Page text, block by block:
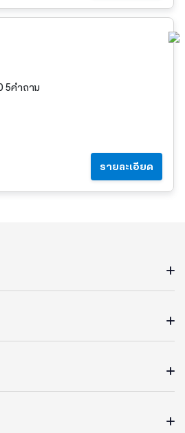
5คำถาม
รายละเอียด